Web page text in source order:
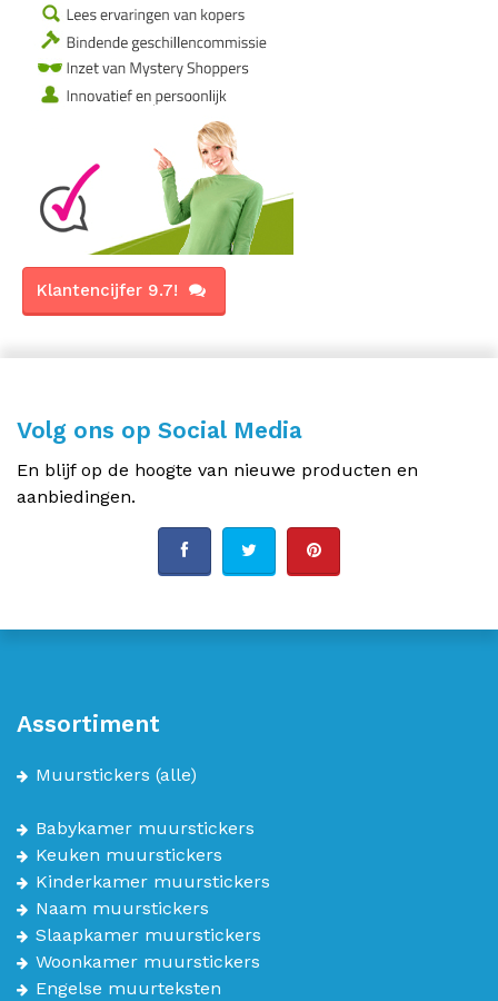
Klantencijfer 9.7!
Volg ons op Social Media
En blijf op de hoogte van nieuwe producten en
aanbiedingen.
Assortiment
Muurstickers (alle)
Babykamer muurstickers
Keuken muurstickers
Kinderkamer muurstickers
Naam muurstickers
Slaapkamer muurstickers
Woonkamer muurstickers
Engelse muurteksten